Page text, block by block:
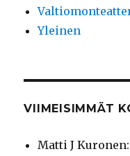
Yleinen
VIIMEISIMMÄT
Matti J Kuronen